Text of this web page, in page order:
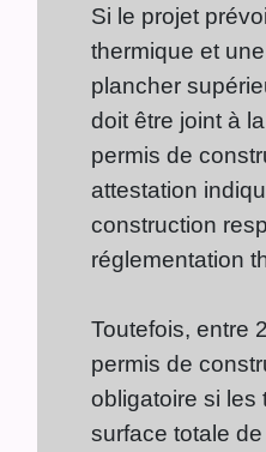
Si le projet
thermique et
plancher
doit être joint à
permis de
attestation
construction
réglementation
Toutefois, entre
permis de
obligatoire si les
surface totale